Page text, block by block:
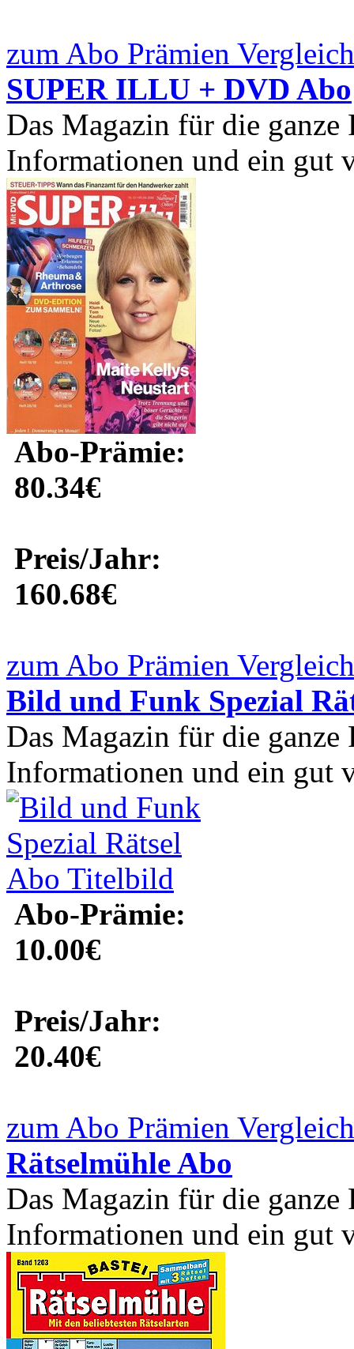
zum Abo Prämien
SUPER ILLU + DVD Abo
Das Magazin für die
Informationen und ein gut
Abo-Prämie:
80.34€
Preis/Jahr:
160.68€
zum Abo Prämien
Bild und Funk Spezial
Das Magazin für die
Informationen und ein gut
Abo-Prämie:
10.00€
Preis/Jahr:
20.40€
zum Abo Prämien
Rätselmühle Abo
Das Magazin für die
Informationen und ein gut